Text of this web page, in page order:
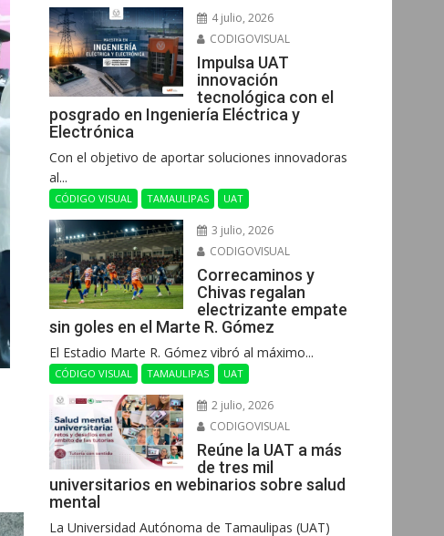
4 julio, 2026
CODIGOVISUAL
Impulsa UAT
innovación
tecnológica con el
posgrado en Ingeniería Eléctrica y
Electrónica
Con el objetivo de aportar soluciones innovadoras
al...
CÓDIGO VISUAL TAMAULIPAS UAT
3 julio, 2026
CODIGOVISUAL
Correcaminos y
Chivas regalan
electrizante empate
sin goles en el Marte R. Gómez
El Estadio Marte R. Gómez vibró al máximo...
CÓDIGO VISUAL TAMAULIPAS UAT
2 julio, 2026
CODIGOVISUAL
Reúne la UAT a más
de tres mil
universitarios en webinarios sobre salud
mental
La Universidad Autónoma de Tamaulipas (UAT)